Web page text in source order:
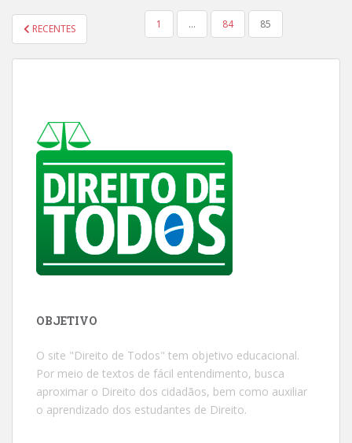
PAGINAÇÃO
DE
POSTS
RECENTES 1 … 84 85
OBJETIVO
O site "Direito de Todos" tem objetivo educacional.
Por meio de textos de fácil entendimento, busca
aproximar o Direito dos cidadãos, bem como auxiliar
o aprendizado dos estudantes de Direito.